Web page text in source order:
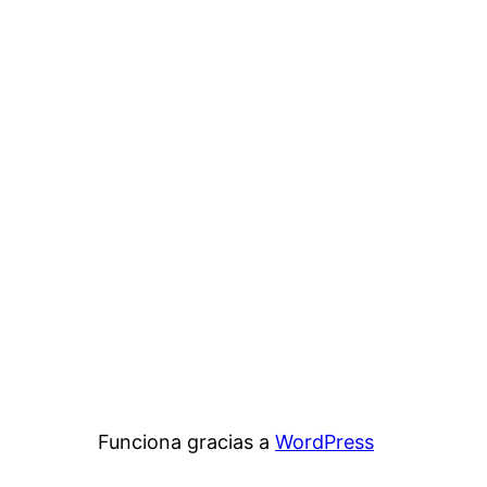
Funciona gracias a WordPress